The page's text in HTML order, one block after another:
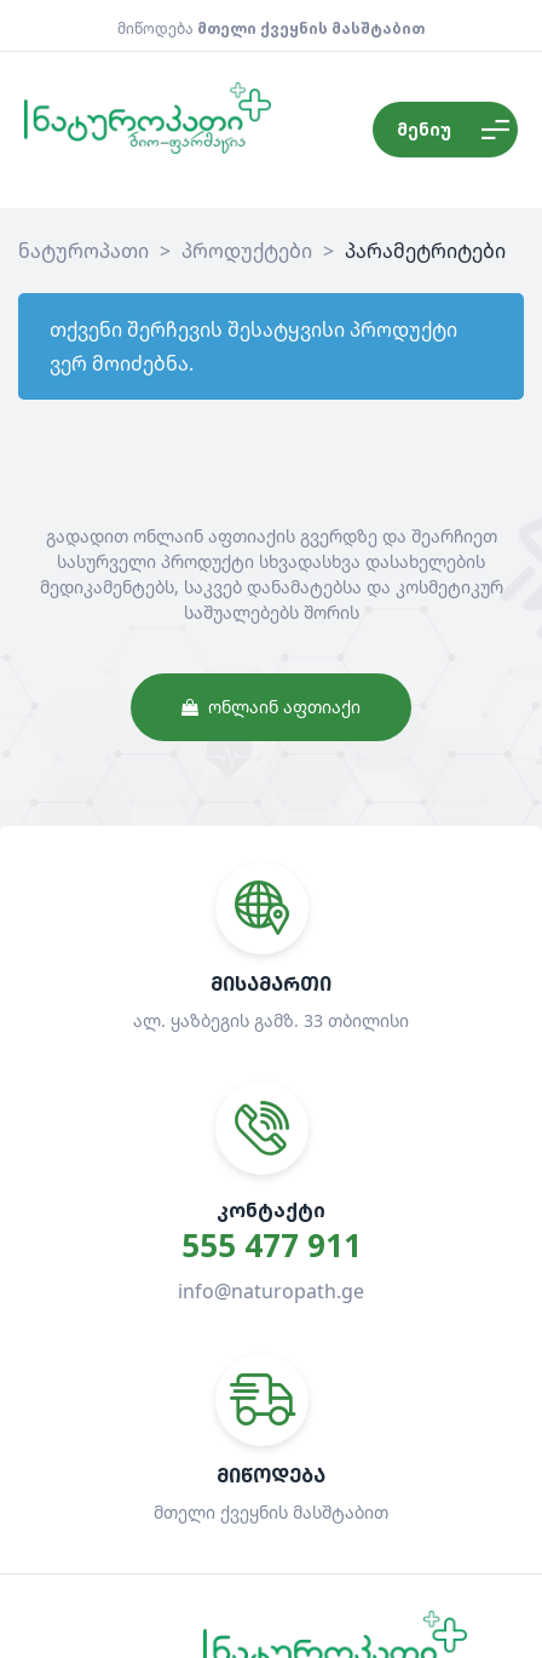
მიწოდება მთელი ქვეყნის მასშტაბით
მენიუ
ნატუროპათი > პროდუქტები > პარამეტრიტები
თქვენი შერჩევის შესატყვისი პროდუქტი
ვერ მოიძებნა.
გადადით ონლაინ აფთიაქის გვერდზე და შეარჩიეთ
სასურველი პროდუქტი სხვადასხვა დასახელების
მედიკამენტებს, საკვებ დანამატებსა და კოსმეტიკურ
საშუალებებს შორის
ᲝᲜᲚᲐᲘᲜ ᲐᲤᲗᲘᲐᲥᲘ
ᲛᲘᲡᲐᲛᲐᲠᲗᲘ
ალ. ყაზბეგის გამზ. 33 თბილისი
ᲙᲝᲜᲢᲐᲥᲢᲘ
555 477 911
info@naturopath.ge
ᲛᲘᲬᲝᲓᲔᲑᲐ
მთელი ქვეყნის მასშტაბით